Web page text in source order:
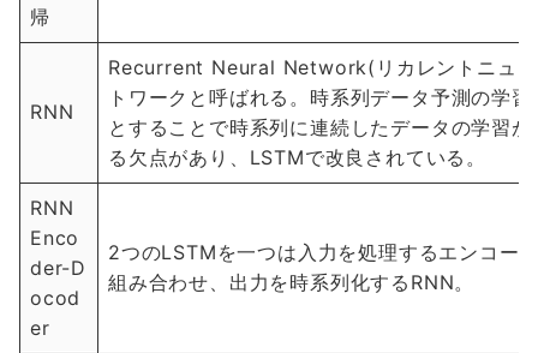
帰
RNN
Recurrent Neural Network(リカレントニュ
トワークと呼ばれる。時系列データ予測の学
とすることで時系列に連続したデータの学習
る欠点があり、LSTMで改良されている。
RNN
Enco
der-D
ocod
er
2つのLSTMを一つは入力を処理するエンコー
組み合わせ、出力を時系列化するRNN。